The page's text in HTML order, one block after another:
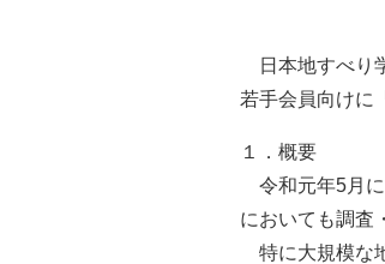
会
日本地すべり
若手会員向けに
１．概要
令和元年5月に
においても調査
特に大規模な